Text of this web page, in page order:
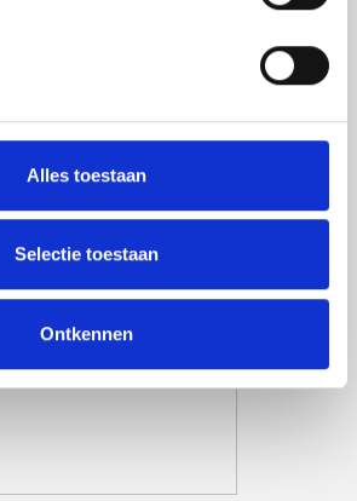
Alles toestaan
Selectie toestaan
Ontkennen